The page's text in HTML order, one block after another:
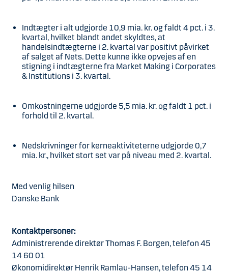
Indtægter i alt udgjorde 10,9 mia. kr. og faldt 4 pct. i 3.
kvartal, hvilket blandt andet skyldtes, at
handelsindtægterne i 2. kvartal var positivt påvirket
af salget af Nets. Dette kunne ikke opvejes af en
stigning i indtægterne fra Market Making i Corporates
& Institutions i 3. kvartal.
Omkostningerne udgjorde 5,5 mia. kr. og faldt 1 pct. i
forhold til 2. kvartal.
Nedskrivninger for kerneaktiviteterne udgjorde 0,7
mia. kr., hvilket stort set var på niveau med 2. kvartal.
Med venlig hilsen
Danske Bank
Kontaktpersoner:
Administrerende direktør Thomas F. Borgen, telefon 45
14 60 01
Økonomidirektør Henrik Ramlau-Hansen, telefon 45 14